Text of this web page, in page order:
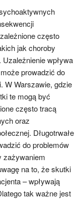
często
jak choroby
wpływa
prowadzić do
W Warszawie, gdzie
te mogą być
często tracą
oraz
Długotrwałe
do problemów
zażywaniem
na to, że skutki
– wpływają
tak ważne jest